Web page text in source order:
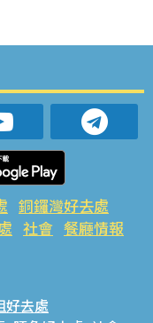
銅鑼灣好去處
社會 餐廳情報
好去處